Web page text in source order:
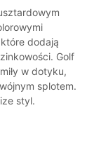
dodają
Golf
w dotyku,
splotem.
styl.